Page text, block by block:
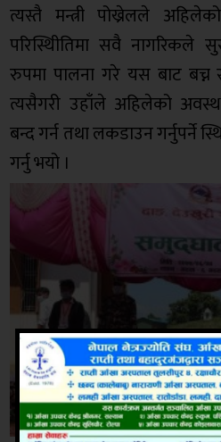
त्यस्तै मन्त्री पोख्रेलले
परिस्थिीतिमा सवै नागरिकले
रुपमा पालना गरे यस बाट
त्यसैगरी उहाँले अहिलेको
बन्द गर्न तथा लकडाउन गर्नुपर्ने
गर्नु भयो ।